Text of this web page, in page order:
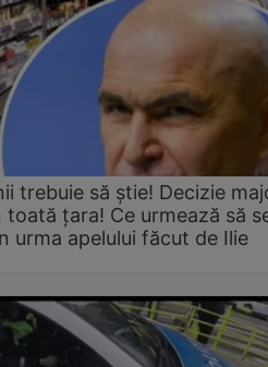
trebuie să știe! Decizie
țara! Ce urmează să
urma apelului făcut de Ilie